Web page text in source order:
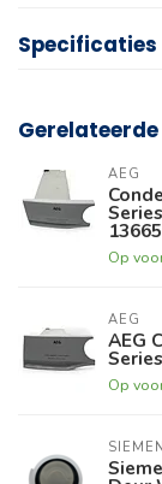
Specificaties
AEG
Op
AEG
AEG
Op